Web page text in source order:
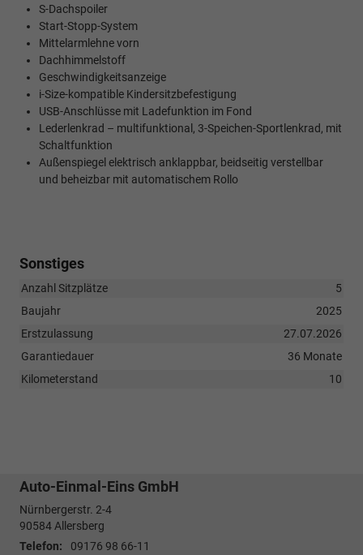
S-Dachspoiler
Start-Stopp-System
Mittelarmlehne vorn
Dachhimmelstoff
Geschwindigkeitsanzeige
i-Size-kompatible Kindersitzbefestigung
USB-Anschlüsse mit Ladefunktion im Fond
Lederlenkrad – multifunktional, 3-Speichen-Sportlenkrad, mit
Schaltfunktion
Außenspiegel elektrisch anklappbar, beidseitig verstellbar
und beheizbar mit automatischem Rollo
Sonstiges
Anzahl Sitzplätze
5
Baujahr
2025
Erstzulassung
27.07.2026
Garantiedauer
36 Monate
Kilometerstand
10
Auto-Einmal-Eins GmbH
Nürnbergerstr. 2-4
90584Allersberg
Telefon:
09176 98 66-11